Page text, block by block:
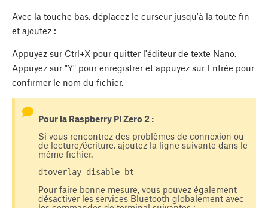
Avec la touche bas, déplacez le curseur jusqu'à la toute fin
et ajoutez :
Appuyez sur Ctrl+X pour quitter l'éditeur de texte Nano.
Appuyez sur "Y" pour enregistrer et appuyez sur Entrée pour
confirmer le nom du fichier.
Pour la Raspberry PI Zero 2 :
Si vous rencontrez des problèmes de connexion ou
de lecture/écriture, ajoutez la ligne suivante dans le
même fichier.
dtoverlay=disable-bt
Pour faire bonne mesure, vous pouvez également
désactiver les services Bluetooth globalement avec